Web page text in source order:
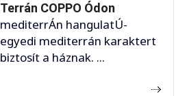
Terrán COPPO Ódon
mediterrÁn hangulatÚ-
egyedi mediterrán karaktert
biztosít a háznak. ...